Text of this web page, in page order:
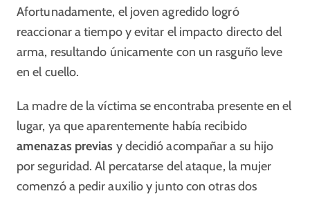
Afortunadamente, el joven agredido logró
reaccionar a tiempo y evitar el impacto directo del
arma, resultando únicamente con un rasguño leve
en el cuello.
La madre de la víctima se encontraba presente en el
lugar, ya que aparentemente había recibido
amenazas previas y decidió acompañar a su hijo
por seguridad. Al percatarse del ataque, la mujer
comenzó a pedir auxilio y junto con otras dos